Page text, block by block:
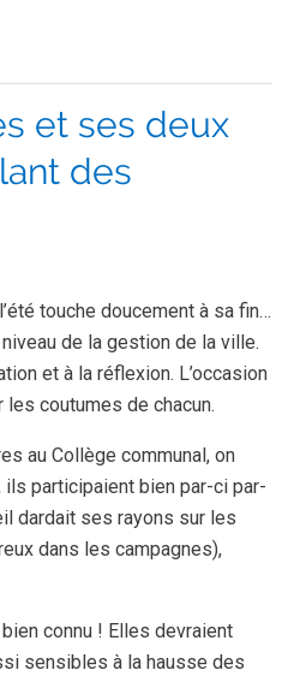
et ses deux
des
touche doucement à sa fin…
de la gestion de la ville.
et à la réflexion. L’occasion
coutumes de chacun.
au Collège communal, on
participaient bien par-ci par-
dardait ses rayons sur les
dans les campagnes),
connu ! Elles devraient
sensibles à la hausse des